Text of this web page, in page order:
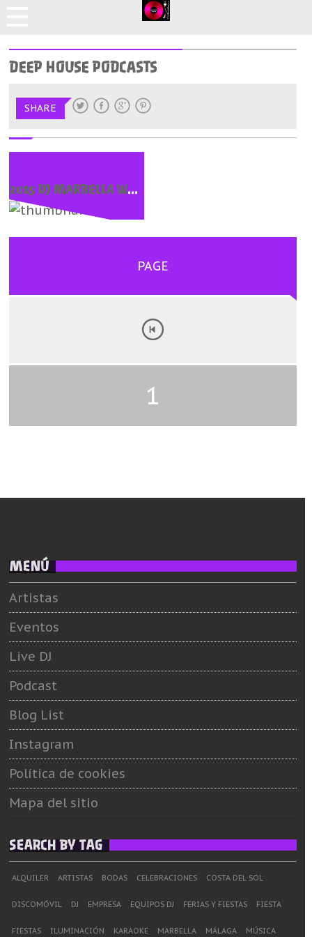
DEEP HOUSE PODCASTS
SHARE
2015 DJ MARBELLA WEB AUDIO
PAGE
1
MENÚ
Artistas
Eventos
Live DJ
Podcast
Blog List
Instagram
Política de cookies
Mapa del sitio
SEARCH BY TAG
ALQUILER ARTISTAS BODAS CELEBRACIONES COSTA DEL SOL
DISCOMÓVIL DJ EMPRESA EQUIPOS DJ FERIAS Y FIESTAS FIESTA
FIESTAS ILUMINACIÓN KARAOKE MARBELLA MÁLAGA MÚSICA